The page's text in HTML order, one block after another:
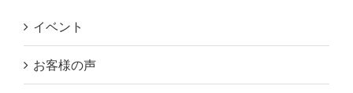
イベント
お客様の声